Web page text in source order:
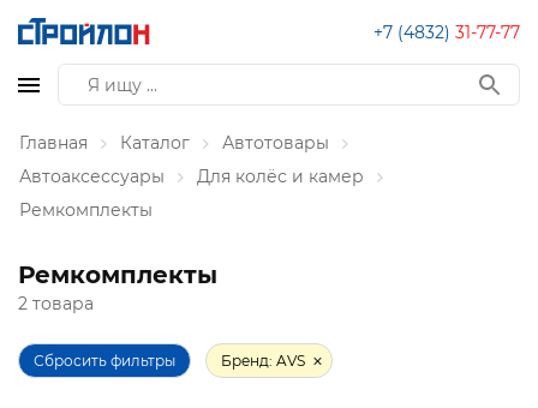
+7 (4832) 31-77-77
Главная Каталог
Автотовары
Автоаксессуары
Для колёс и камер
Ремкомплекты
Ремкомплекты
2 товара
Сбросить фильтры Бренд: AVS